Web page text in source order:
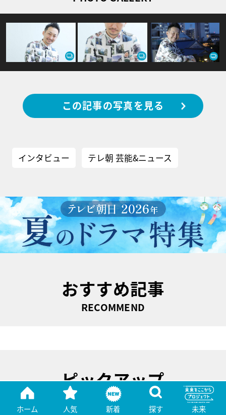
この記事の写真を見る
インタビュー テレ朝 芸能&ニュース
おすすめ記事
RECOMMEND
ピックアップ
PICK UP
ホーム 人気 新着 探す 未来